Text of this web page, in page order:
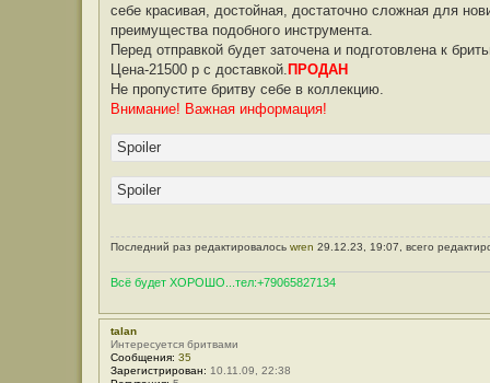
себе красивая, достойная, достаточно сложная для
преимущества подобного инструмента.
Перед отправкой будет заточена и подготовлена к
Цена-21500 р с доставкой. ПРОДАН
Не пропустите бритву себе в коллекцию.
Внимание! Важная информация!
Spoiler
Spoiler
Последний раз редактировалось wren 29.12.23, 19:07, всего
Всё будет ХОРОШО...тел:+79065827134
talan
Интересуется бритвами
Сообщения: 35
Зарегистрирован: 10.11.09, 22:38